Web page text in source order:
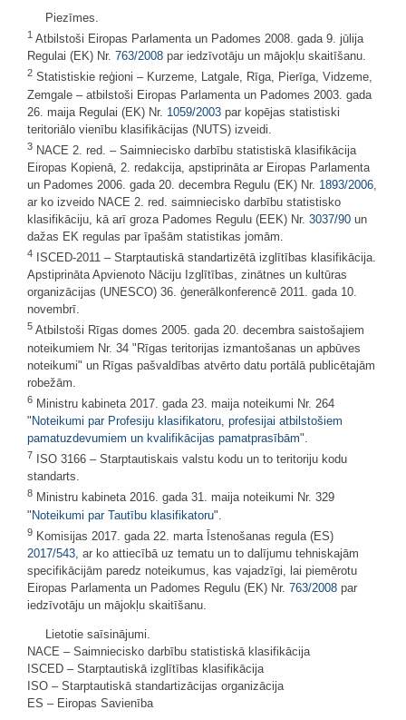
Piezīmes.
1 Atbilstoši Eiropas Parlamenta un Padomes 2008. gada 9. jūlija
Regulai (EK) Nr. 763/2008 par iedzīvotāju un mājokļu skaitīšanu.
2 Statistiskie reģioni – Kurzeme, Latgale, Rīga, Pierīga, Vidzeme,
Zemgale – atbilstoši Eiropas Parlamenta un Padomes 2003. gada
26. maija Regulai (EK) Nr. 1059/2003 par kopējas statistiski
teritoriālo vienību klasifikācijas (NUTS) izveidi.
3 NACE 2. red. – Saimniecisko darbību statistiskā klasifikācija
Eiropas Kopienā, 2. redakcija, apstiprināta ar Eiropas Parlamenta
un Padomes 2006. gada 20. decembra Regulu (EK) Nr. 1893/2006
ar ko izveido NACE 2. red. saimniecisko darbību statistisko
klasifikāciju, kā arī groza Padomes Regulu (EEK) Nr. 3037/90 un
dažas EK regulas par īpašām statistikas jomām.
4
ISCED-2011 – Starptautiskā standartizētā izglītības klasifikācija.
Apstiprināta Apvienoto Nāciju Izglītības, zinātnes un kultūras
organizācijas (UNESCO) 36. ģenerālkonferencē 2011. gada 10.
novembrī.
5 Atbilstoši Rīgas domes 2005. gada 20. decembra saistošajiem
noteikumiem Nr. 34 "Rīgas teritorijas izmantošanas un apbūves
noteikumi" un Rīgas pašvaldības atvērto datu portālā publicētajām
robežām.
6 Ministru kabineta 2017. gada 23. maija noteikumi Nr. 264
" Noteikumi par Profesiju klasifikatoru, profesijai atbilstošiem
pamatuzdevumiem un kvalifikācijas pamatprasībām".
7
ISO 3166 – Starptautiskais valstu kodu un to teritoriju kodu
standarts.
8 Ministru kabineta 2016. gada 31. maija noteikumi Nr. 329
"Noteikumi par Tautību klasifikatoru".
9 Komisijas 2017. gada 22. marta Īstenošanas regula (ES)
2017/543 , ar ko attiecībā uz tematu un to dalījumu tehniskajām
specifikācijām paredz noteikumus, kas vajadzīgi, lai piemērotu
Eiropas Parlamenta un Padomes Regulu (EK) Nr. 763/2008 par
iedzīvotāju un mājokļu skaitīšanu.
Lietotie saīsinājumi.
NACE – Saimniecisko darbību statistiskā klasifikācija
ISCED – Starptautiskā izglītības klasifikācija
ISO – Starptautiskā standartizācijas organizācija
ES – Eiropas Savienība